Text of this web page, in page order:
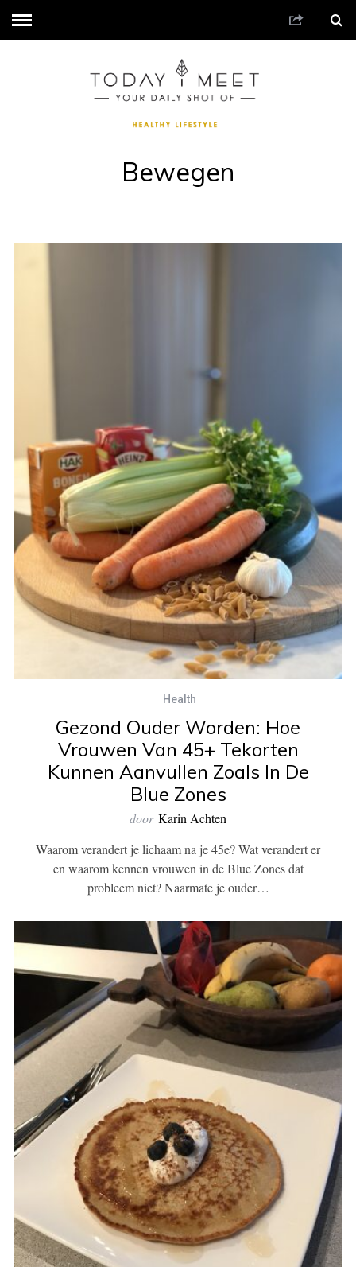
Bewegen
Health
Gezond Ouder Worden: Hoe
Vrouwen Van 45+ Tekorten
Kunnen Aanvullen Zoals In De
Blue Zones
door Karin Achten
Waarom verandert je lichaam na je 45e? Wat verandert er
en waarom kennen vrouwen in de Blue Zones dat
probleem niet? Naarmate je ouder…